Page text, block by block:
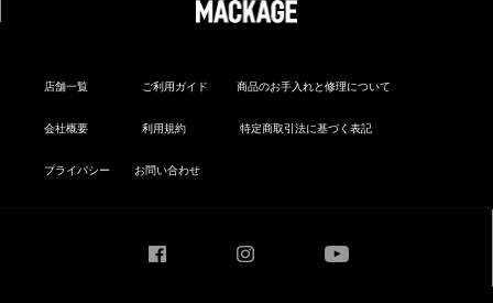
店舗一覧 ご利用ガイド 商品のお手入れと修理について
会社概要 利用規約 特定商取引法に基づく表記
プライバシー お問い合わせ
Instagram